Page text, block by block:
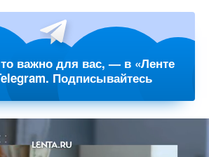
важно для вас, — в «Ленте
Подписывайтесь